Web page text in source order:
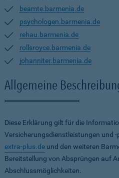
beamte.barmenia.de
psychologen.barmenia.de
rehau.barmenia.de
rollsroyce.barmenia.de
johanniter.barmenia.de
Allgemeine
Diese Erklärung gilt für die
Versicherungsdienstleistungen und
extra-plus.de und den weiteren
Bereitstellung von Absprüngen auf
Abschlussmöglichkeiten.